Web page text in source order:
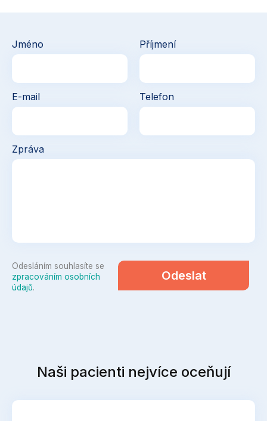
Naši pacienti nejvíce oceňují
Jméno Příjmení
E-mail Telefon
Zpráva
Odesláním souhlasíte se
zpracováním osobních
údajů.
Odeslat